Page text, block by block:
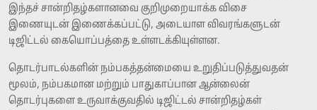
இந்தச் சான்றிதழ்களானவை குறிமுறையாக்க விசை
இணையுடன் இணைக்கப்பட்டு, அடையாள விவரங்களுடன்
டிஜிட்டல் கையொப்பத்தை உள்ளடக்கியுள்ளன.
தொடர்பாடல்களின் நம்பகத்தன்மையை உறுதிப்படுத்துவதன்
மூலம், நம்பகமான மற்றும் பாதுகாப்பான ஆன்லைன்
தொடர்புகளை உருவாக்குவதில் டிஜிட்டல் சான்றிதழ்கள்